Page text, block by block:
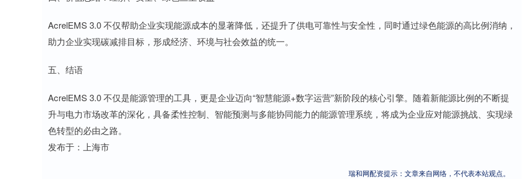
AcrelEMS 3.0 不仅帮助企业实现能源成本的显著降低，还提升了供电可靠性与安全性，同时通过绿色能源的高比例消纳，
助力企业实现碳减排目标，形成经济、环境与社会效益的统一。
五、结语
AcrelEMS 3.0 不仅是能源管理的工具，更是企业迈向“智慧能源+数字运营”新阶段的核心引擎。随着新能源比例的不断提
升与电力市场改革的深化，具备柔性控制、智能预测与多能协同能力的能源管理系统，将成为企业应对能源挑战、实现绿
色转型的必由之路。
发布于：上海市
瑞和网配资提示：文章来自网络，不代表本站观点。